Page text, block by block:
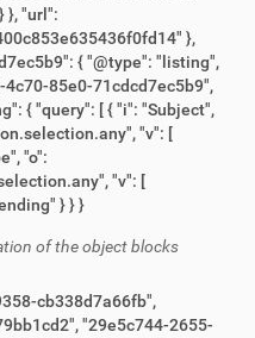
of the object blocks
2655-